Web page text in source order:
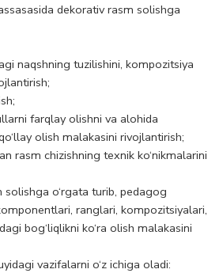
dekorativ rasm solishga
naqshning tuzilishini, kompozitsiya
farqlay olishni va alohida
olish malakasini rivojlantirish;
rasm chizishning texnik ko‘nikmalarini
o‘rgata turib, pedagog
ranglari, kompozitsiyalari,
bog‘liqlikni ko‘ra olish malakasini
vazifalarni o‘z ichiga oladi: